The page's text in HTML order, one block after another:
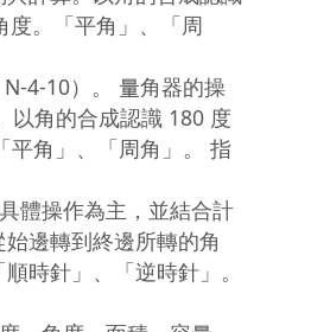
度。「平角」、「周
4-10）。 量角器的操
以角的合成認識 180 度
平角」、「周角」。 指
體操作為主，並結合計
邊轉到終邊所轉的角
時針」、「逆時針」。